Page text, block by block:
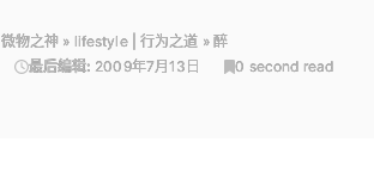
微物之神 » lifestyle | 行为之道 » 醉
最后编辑: 2009年7月13日 0 second read